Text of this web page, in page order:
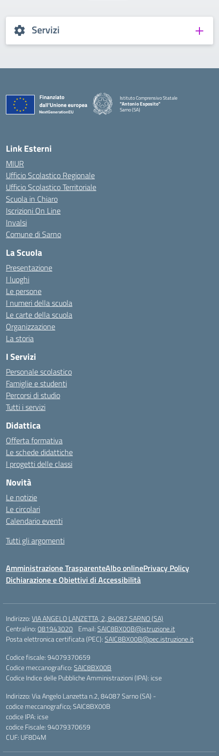
Servizi
Istituto Comprensivo Statale
"Antonio Esposito"
Sarno (SA)
Link Esterni
MIUR
Ufficio Scolastico Regionale
Ufficio Scolastico Territoriale
Scuola in Chiaro
Iscrizioni On Line
Invalsi
Comune di Sarno
La Scuola
Presentazione
I luoghi
Le persone
I numeri della scuola
Le carte della scuola
Organizzazione
La storia
I Servizi
Personale scolastico
Famiglie e studenti
Percorsi di studio
Tutti i servizi
Didattica
Offerta formativa
Le schede didattiche
I progetti delle classi
Novità
Le notizie
Le circolari
Calendario eventi
Tutti gli argomenti
Amministrazione TrasparenteAlbo onlinePrivacy Policy
Dichiarazione e Obiettivi di Accessibilità
Indirizzo:VIA ANGELO LANZETTA, 2, 84087 SARNO (SA)
Centralino:081943020 Email:SAIC8BX00B@istruzione.it
Posta elettronica certificata (PEC):SAIC8BX00B@pec.istruzione.it
Codice fiscale: 94079370659
Codice meccanografico:SAIC8BX00B
Codice Indice delle Pubbliche Amministrazioni (IPA): icse
Indirizzo: Via Angelo Lanzetta n.2, 84087 Sarno (SA) -
codice meccanografico; SAIC8BX00B
codice IPA: icse
codice Fiscale: 94079370659
CUF: UF8D4M